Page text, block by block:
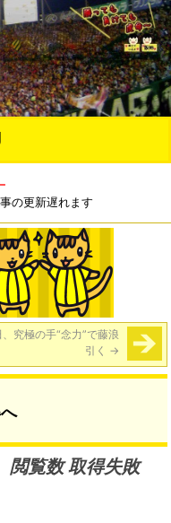
の更新遅れます
究極の手“念力”で藤浪
引く →
閲覧数 取得失敗